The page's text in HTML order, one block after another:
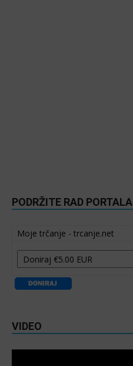
PODRŽITE RAD PORTALA
Moje trčanje - trcanje.net
VIDEO